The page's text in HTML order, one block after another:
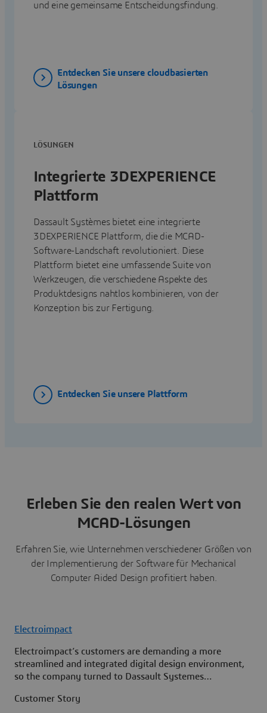
und eine gemeinsame Entscheidungsfindung.
Entdecken Sie unsere cloudbasierten
Lösungen
LÖSUNGEN
Integrierte 3DEXPERIENCE
Plattform
Dassault Systèmes bietet eine integrierte
3DEXPERIENCE Plattform, die die MCAD-
Software-Landschaft revolutioniert. Diese
Plattform bietet eine umfassende Suite von
Werkzeugen, die verschiedene Aspekte des
Produktdesigns nahtlos kombinieren, von der
Konzeption bis zur Fertigung.
Entdecken Sie unsere Plattform
Erleben Sie den realen Wert von
MCAD-Lösungen
Erfahren Sie, wie Unternehmen verschiedener Größen von
der Implementierung der Software für Mechanical
Computer Aided Design profitiert haben.
Electroimpact
Electroimpact’s customers are demanding a more
streamlined and integrated digital design environment,
so the company turned to Dassault Systemes
Customer Story